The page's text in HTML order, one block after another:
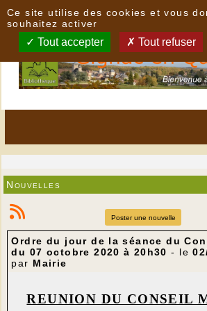
Nouvelles
Poster une nouvelle
Ordre du jour de la séance du
du 07 octobre 2020 à 20h30 - le
par Mairie
REUNION DU CONSEIL
Ce site utilise des cookies et vous
souhaitez activer
Tout accepter Tout refuser